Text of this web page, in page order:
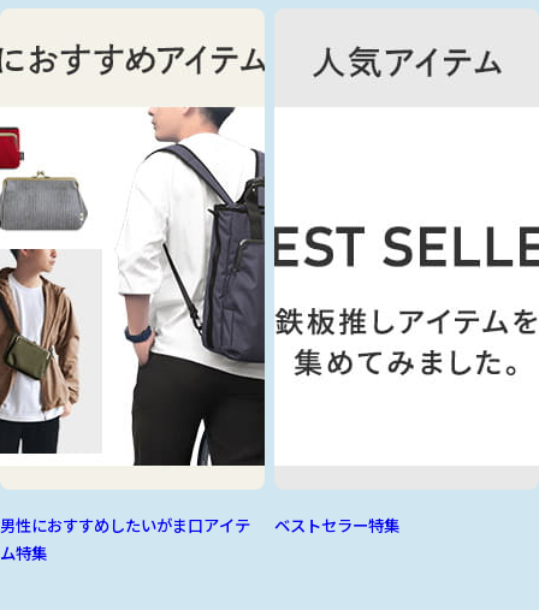
男性におすすめしたいがま口アイテ
ム特集
ベストセラー特集